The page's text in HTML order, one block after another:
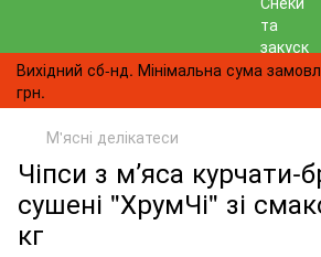
Вихідний сб-нд. Мінімальна сума
грн.
М'ясні делікатеси
Чіпси з мʼяса курчати-
сушені "ХрумЧі" зі
кг